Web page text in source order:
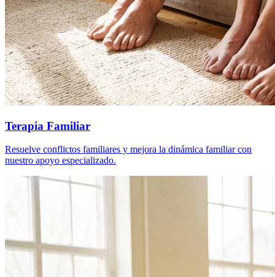
Terapia Familiar
Resuelve conflictos familiares y mejora la dinámica familiar con
nuestro apoyo especializado.